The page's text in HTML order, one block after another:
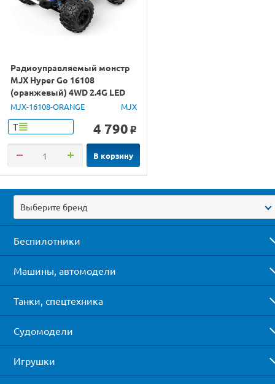
Радиоуправляемый монстр
MJX Hyper Go 16108
(оранжевый) 4WD 2.4G LED
1/16 RTR
MJX-16108-ORANGE MJX
Т 4 790 o
В корзину
Выберите бренд
Беспилотники
Машины, автомодели
Танки, спецтехника
Судомодели
Игрушки